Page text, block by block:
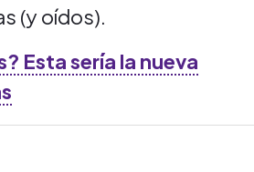
(y oídos).
Esta sería la nueva